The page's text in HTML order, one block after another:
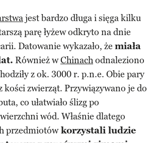
jest bardzo długa i sięga kilku
parę łyżew odkryto na dnie
Datowanie wykazało, że miała
Również wChinachodnaleziono
z ok. 3000 r. p.n.e. Obie pary
kości zwierząt. Przywiązywano je do
co ułatwiało ślizg po
wód. Właśnie dlatego
przedmiotówkorzystali ludzie